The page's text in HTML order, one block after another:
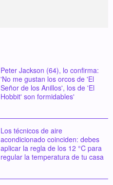
Peter Jackson (64), lo confirma:
'No me gustan los orcos de 'El
Señor de los Anillos', los de 'El
Hobbit' son formidables'
Los técnicos de aire
acondicionado coinciden: debes
aplicar la regla de los 12 °C para
regular la temperatura de tu casa